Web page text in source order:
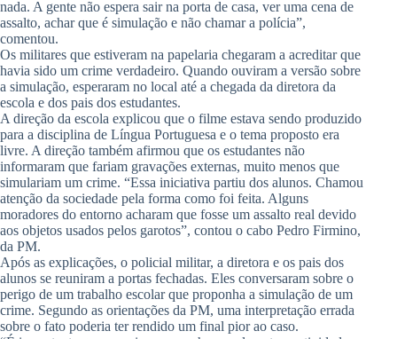
nada. A gente não espera sair na porta de casa, ver uma cena de
assalto, achar que é simulação e não chamar a polícia”,
comentou.
Os militares que estiveram na papelaria chegaram a acreditar que
havia sido um crime verdadeiro. Quando ouviram a versão sobre
a simulação, esperaram no local até a chegada da diretora da
escola e dos pais dos estudantes.
A direção da escola explicou que o filme estava sendo produzido
para a disciplina de Língua Portuguesa e o tema proposto era
livre. A direção também afirmou que os estudantes não
informaram que fariam gravações externas, muito menos que
simulariam um crime. “Essa iniciativa partiu dos alunos. Chamou
atenção da sociedade pela forma como foi feita. Alguns
moradores do entorno acharam que fosse um assalto real devido
aos objetos usados pelos garotos”, contou o cabo Pedro Firmino,
da PM.
Após as explicações, o policial militar, a diretora e os pais dos
alunos se reuniram a portas fechadas. Eles conversaram sobre o
perigo de um trabalho escolar que proponha a simulação de um
crime. Segundo as orientações da PM, uma interpretação errada
sobre o fato poderia ter rendido um final pior ao caso.